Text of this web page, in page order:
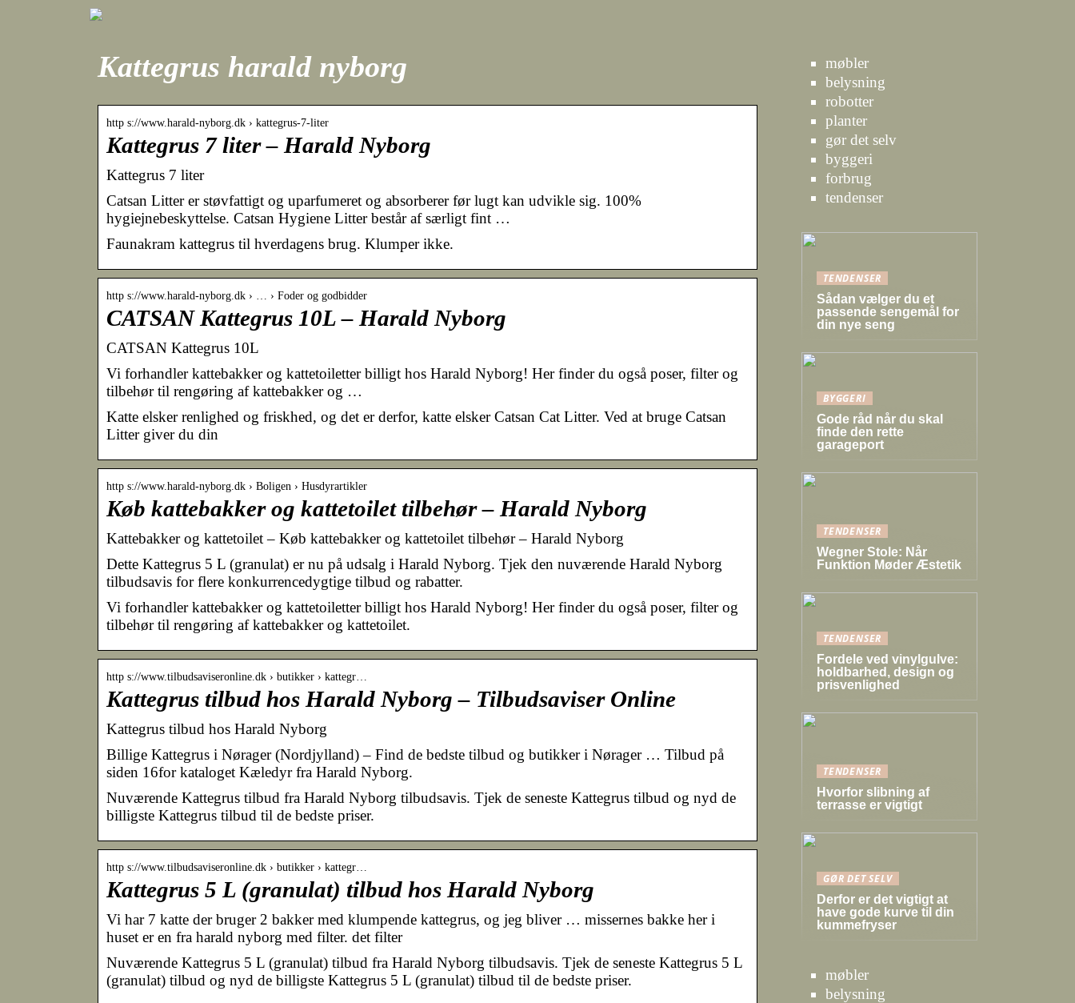
Kattegrus harald nyborg
http s://www.harald-nyborg.dk › kattegrus-7-liter
Kattegrus 7 liter – Harald Nyborg
Kattegrus 7 liter
Catsan Litter er støvfattigt og uparfumeret og absorberer før lugt kan udvikle sig. 100%
hygiejnebeskyttelse. Catsan Hygiene Litter består af særligt fint …
Faunakram kattegrus til hverdagens brug. Klumper ikke.
http s://www.harald-nyborg.dk › … › Foder og godbidder
CATSAN Kattegrus 10L – Harald Nyborg
CATSAN Kattegrus 10L
Vi forhandler kattebakker og kattetoiletter billigt hos Harald Nyborg! Her finder du også poser, filter og
tilbehør til rengøring af kattebakker og …
Katte elsker renlighed og friskhed, og det er derfor, katte elsker Catsan Cat Litter. Ved at bruge Catsan
Litter giver du din
http s://www.harald-nyborg.dk › Boligen › Husdyrartikler
Køb kattebakker og kattetoilet tilbehør – Harald Nyborg
Kattebakker og kattetoilet – Køb kattebakker og kattetoilet tilbehør – Harald Nyborg
Dette Kattegrus 5 L (granulat) er nu på udsalg i Harald Nyborg. Tjek den nuværende Harald Nyborg
tilbudsavis for flere konkurrencedygtige tilbud og rabatter.
Vi forhandler kattebakker og kattetoiletter billigt hos Harald Nyborg! Her finder du også poser, filter og
tilbehør til rengøring af kattebakker og kattetoilet.
http s://www.tilbudsaviseronline.dk › butikker › kattegr…
Kattegrus tilbud hos Harald Nyborg – Tilbudsaviser Online
Kattegrus tilbud hos Harald Nyborg
Billige Kattegrus i Nørager (Nordjylland) – Find de bedste tilbud og butikker i Nørager … Tilbud på
siden 16for kataloget Kæledyr fra Harald Nyborg.
Nuværende Kattegrus tilbud fra Harald Nyborg tilbudsavis. Tjek de seneste Kattegrus tilbud og nyd de
billigste Kattegrus tilbud til de bedste priser.
http s://www.tilbudsaviseronline.dk › butikker › kattegr…
Kattegrus 5 L (granulat) tilbud hos Harald Nyborg
Vi har 7 katte der bruger 2 bakker med klumpende kattegrus, og jeg bliver … missernes bakke her i
huset er en fra harald nyborg med filter. det filter
Nuværende Kattegrus 5 L (granulat) tilbud fra Harald Nyborg tilbudsavis. Tjek de seneste Kattegrus 5 L
(granulat) tilbud og nyd de billigste Kattegrus 5 L (granulat) tilbud til de bedste priser.
møbler
belysning
robotter
planter
gør det selv
byggeri
forbrug
tendenser
TENDENSER
Sådan vælger du et
passende sengemål for
din nye seng
BYGGERI
Gode råd når du skal
finde den rette
garageport
TENDENSER
Wegner Stole: Når
Funktion Møder Æstetik
TENDENSER
Fordele ved vinylgulve:
holdbarhed, design og
prisvenlighed
TENDENSER
Hvorfor slibning af
terrasse er vigtigt
GØR DET SELV
Derfor er det vigtigt at
have gode kurve til din
kummefryser
møbler
belysning